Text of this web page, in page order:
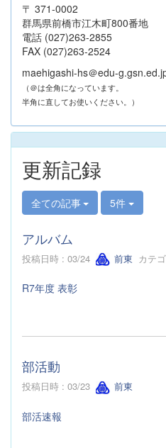
〒 371-0002
群馬県前橋市江木町800番地
電話 (027)263-2855
FAX (027)263-2524
maehigashi-hs＠edu-
（＠は全角になっています。
半角に直してお使いください。）
更新記録
全ての記事 5件
アルバム
投稿日時 : 03/24 前東 カテ
R7年度 表彰
部活動
投稿日時 : 03/23 前東
部活速報